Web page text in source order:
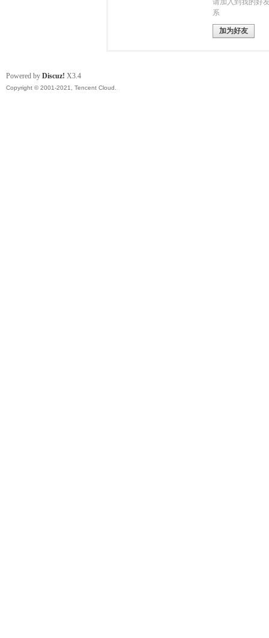
请加入到我的好
系
加为好友
Powered by Discuz! X3.4
Copyright © 2001-2021, Tencent Cloud.